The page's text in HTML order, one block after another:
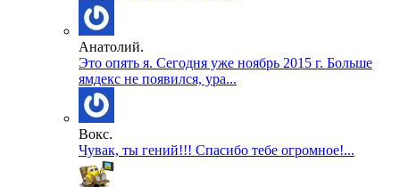
Анатолий.
Это опять я. Сегодня уже ноябрь 2015 г. Больше
ямдекс не появился, ура...
Вокс.
Чувак, ты гений!!! Спасибо тебе огромное!...